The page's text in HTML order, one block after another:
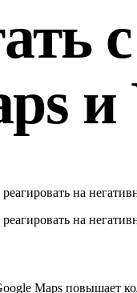
на
на
Maps повышает